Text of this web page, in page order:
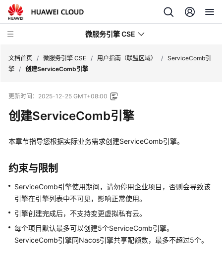
微服务引擎 CSE
新
动
态
产
介
计
费
明
文档首页 / 微服务引擎 CSE / 用户指南（联盟区域） / ServiceComb引
擎 / 创建ServiceComb引擎
更新时间： 2025-12-25 GMT+08:00
创建ServiceComb引擎
本章节指导您根据实际业务需求创建ServiceComb引擎。
约束与限制
ServiceComb引擎使用期间，请勿停用企业项目，否则会导致该
引擎在引擎列表中不可见，影响正常使用。
引擎创建完成后，不支持变更虚拟私有云。
每个项目默认最多可以创建5个ServiceComb引擎。
ServiceComb引擎同Nacos引擎共享配额数，最多不超过5个。